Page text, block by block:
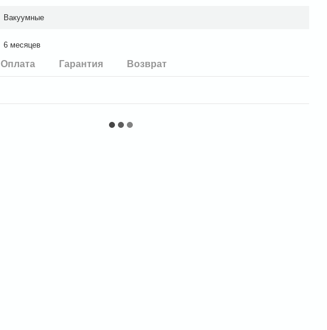
Вакуумные
6 месяцев
Оплата Гарантия Возврат